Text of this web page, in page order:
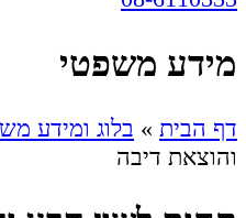
מידע משפטי
דף הבית » בלוג ומידע
והוצאת דיבה